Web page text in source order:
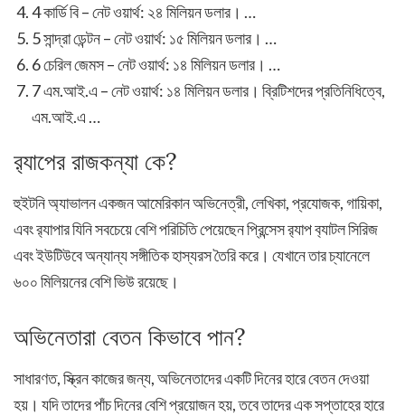
4 কার্ডি বি – নেট ওয়ার্থ: ২৪ মিলিয়ন ডলার। …
5 সান্দ্রা ডেন্টন – নেট ওয়ার্থ: ১৫ মিলিয়ন ডলার। …
6 চেরিল জেমস – নেট ওয়ার্থ: ১৪ মিলিয়ন ডলার। …
7 এম.আই.এ – নেট ওয়ার্থ: ১৪ মিলিয়ন ডলার। ব্রিটিশদের প্রতিনিধিত্বে,
এম.আই.এ …
র‍্যাপের রাজকন্যা কে?
হুইটনি অ্যাভালন একজন আমেরিকান অভিনেত্রী, লেখিকা, প্রযোজক, গায়িকা,
এবং র‍্যাপার যিনি সবচেয়ে বেশি পরিচিতি পেয়েছেন প্রিন্সেস র‍্যাপ ব‍্যাটল সিরিজ
এবং ইউটিউবে অন্যান্য সঙ্গীতিক হাস্যরস তৈরি করে। যেখানে তার চ্যানেলে
৬০০ মিলিয়নের বেশি ভিউ রয়েছে।
অভিনেতারা বেতন কিভাবে পান?
সাধারণত, স্ক্রিন কাজের জন্য, অভিনেতাদের একটি দিনের হারে বেতন দেওয়া
হয়। যদি তাদের পাঁচ দিনের বেশি প্রয়োজন হয়, তবে তাদের এক সপ্তাহের হারে